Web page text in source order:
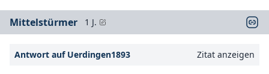
Mittelstürmer 1 J.
Antwort auf Uerdingen1893 Zitat anzeigen